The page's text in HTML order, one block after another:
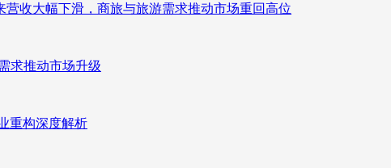
营收大幅下滑，商旅与旅游需求推动市场重回高位
求推动市场升级
重构深度解析